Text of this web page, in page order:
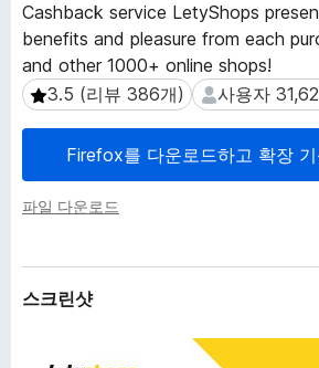
부
가
기
능
Cashback service LetyShops
benefits and pleasure from each
and other 1000+ online shops!
3.5 (리뷰 386개)
3.5 (리뷰 386개) 사용자 31,620
사용자
Firefox를 다운로드하고 확장
파일 다운로드
스크린샷